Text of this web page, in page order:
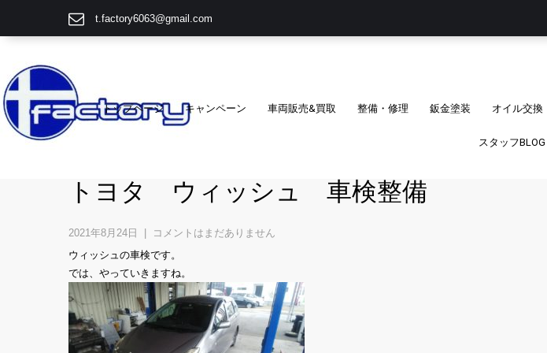
t.factory6063@gmail.com
トップページ キャンペーン 車両販売&買取 整備・修理 鈑金塗装 オイル交換
スタッフBLOG
トヨタ ウィッシュ 車検整備
2021年8月24日
コメントはまだありません
ウィッシュの車検です。
では、やっていきますね。